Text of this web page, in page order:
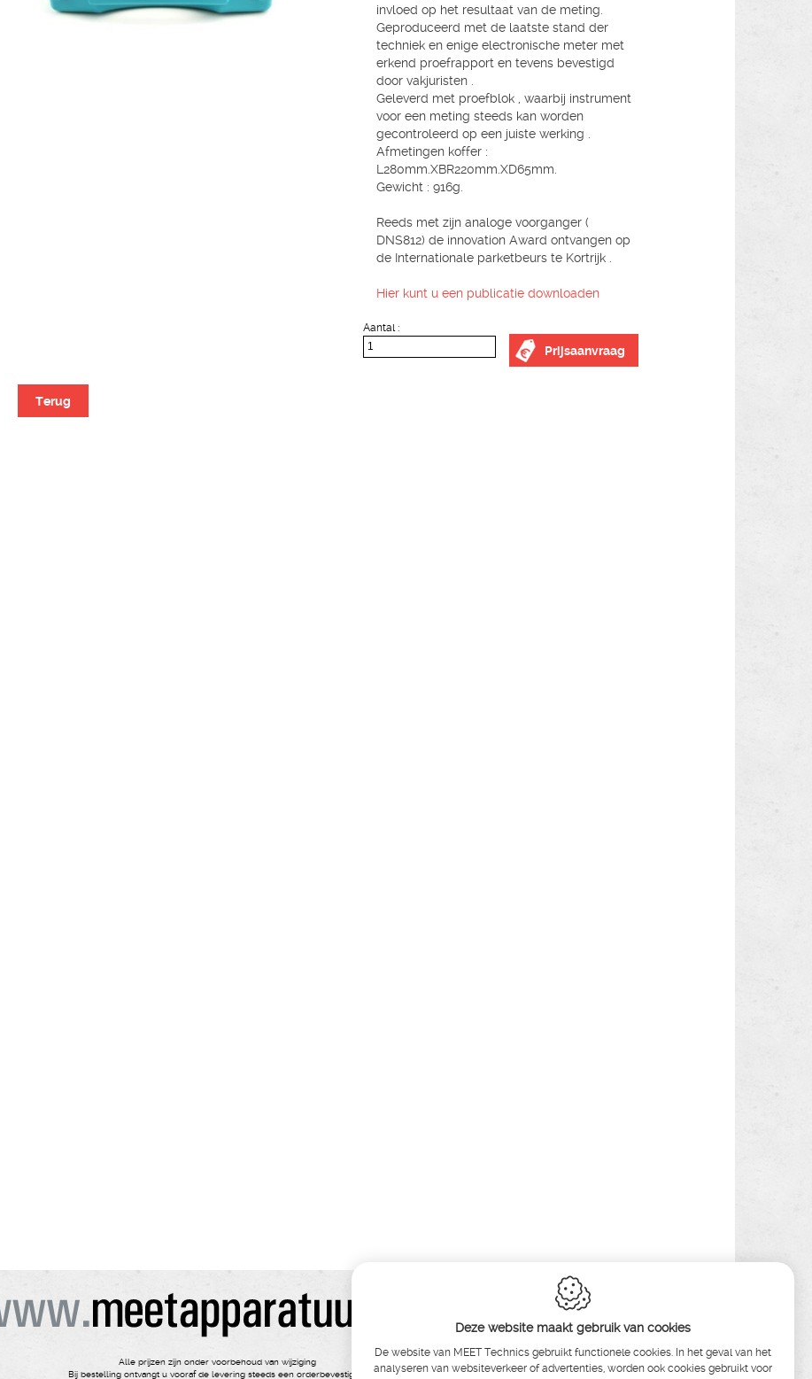
invloed op het resultaat van de meting.
Geproduceerd met de laatste stand der
techniek en enige electronische meter met
erkend proefrapport en tevens bevestigd
door vakjuristen .
Geleverd met proefblok , waarbij instrument
voor een meting steeds kan worden
gecontroleerd op een juiste werking .
Afmetingen koffer :
L280mm.XBR220mm.XD65mm.
Gewicht : 916g.
Reeds met zijn analoge voorganger (
DNS812) de innovation Award ontvangen op
de Internationale parketbeurs te Kortrijk .
Hier kunt u een publicatie downloaden
Aantal :
Prijsaanvraag
Terug
Alle prijzen zijn onder voorbehoud van wijziging
Bij bestelling ontvangt u vooraf de levering steeds een orderbevestiging
Deze website maakt gebruik van cookies
De website van MEET Technics gebruikt functionele cookies. In het geval van het
analyseren van websiteverkeer of advertenties, worden ook cookies gebruikt voor